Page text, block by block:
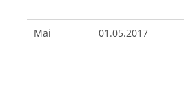
Mai 01.05.2017